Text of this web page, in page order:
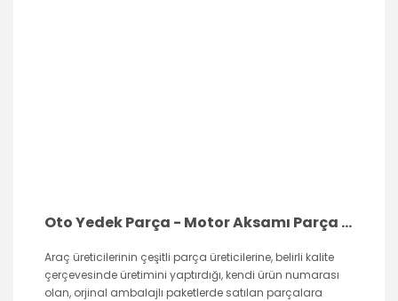
Oto Yedek Parça - Motor Aksamı Parça Çeşitleri
Araç üreticilerinin çeşitli parça üreticilerine, belirli kalite
çerçevesinde üretimini yaptırdığı, kendi ürün numarası
olan, orjinal ambalajlı paketlerde satılan parçalara